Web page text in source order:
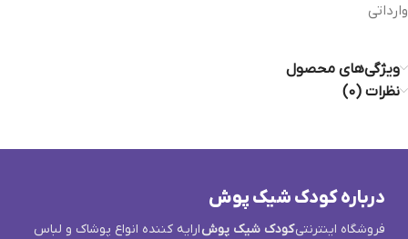
وارداتی
ویژگی‌های محصول
نظرات (0)
درباره کودک شیک پوش
فروشگاه اینترنتیکودک شیک پوشارایه کننده انواع پوشاک و لباس